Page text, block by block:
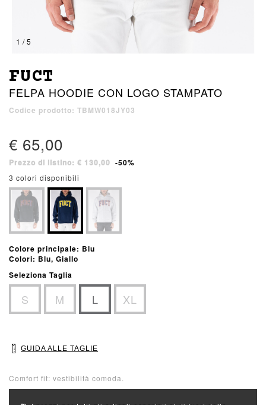
1 / 5
FUCT
FELPA HOODIE CON LOGO STAMPATO
Codice prodotto: TBMW018JY03
€ 65,00
Prezzo di listino: € 130,00 -50%
3 colori disponibili
Colore principale: Blu
Colori: Blu, Giallo
Seleziona Taglia
S M L XL
GUIDA ALLE TAGLIE
Comfort fit: vestibilità comoda.